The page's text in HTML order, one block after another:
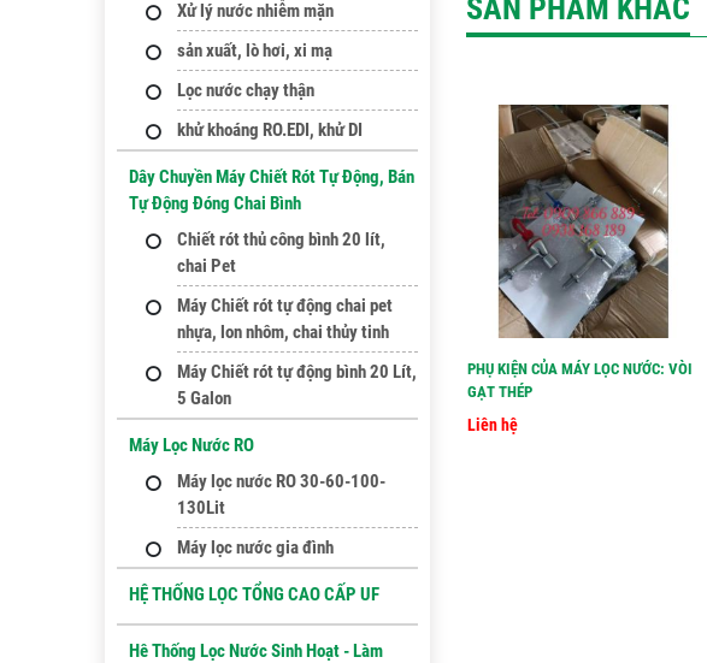
SẢN PHẨM KHÁC
PHỤ KIỆN CỦA MÁY LỌC NƯỚC: VÒI
GẠT THÉP
Liên hệ
Xử lý nước nhiễm mặn
sản xuất, lò hơi, xi mạ
Lọc nước chạy thận
khử khoáng RO.EDI, khử DI
Dây Chuyền Máy Chiết Rót Tự Động, Bán
Tự Động Đóng Chai Bình
Chiết rót thủ công bình 20 lít,
chai Pet
Máy Chiết rót tự động chai pet
nhựa, lon nhôm, chai thủy tinh
Máy Chiết rót tự động bình 20 Lít,
5 Galon
Máy Lọc Nước RO
Máy lọc nước RO 30-60-100-
130Lit
Máy lọc nước gia đình
HỆ THỐNG LỌC TỔNG CAO CẤP UF
Hê Thống Lọc Nước Sinh Hoạt - Làm